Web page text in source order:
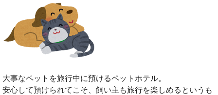
大事なペットを旅行中に預けるペットホテル。
安心して預けられてこそ、飼い主も旅行を楽しめるというも